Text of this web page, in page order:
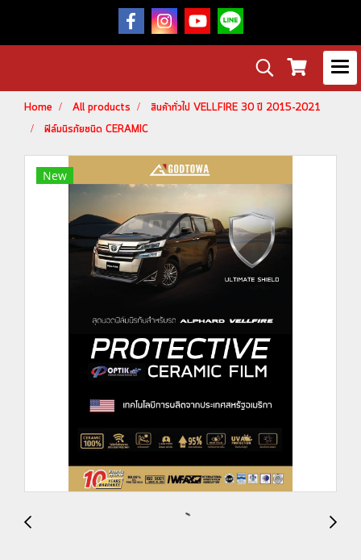
Home All products
สินค้าทั่วไป VELLFIRE 30 ปี 2015-2021
ฟิล์มนิรภัยชนิด CERAMIC
New